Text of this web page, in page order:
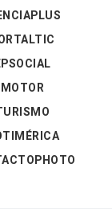
MOTOR